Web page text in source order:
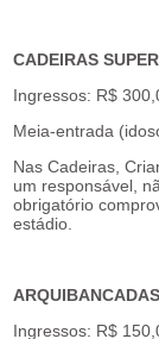
CADEIRAS
Ingressos: R$
Meia-entrada
Nas Cadeiras,
um responsável,
obrigatório
estádio.
Ingressos: R$